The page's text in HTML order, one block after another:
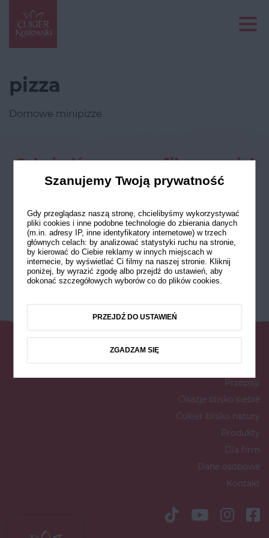
pizza
Domowe minipizze
Odwiedź nasze profile w social
mediach
Przepisy
Okazje blisko siebie
Cukier blisko natury
Produkty
Dla firm
Dane osobowe
Kontakt
Szanujemy Twoją prywatność
Gdy przeglądasz naszą stronę, chcielibyśmy wykorzystywać
pliki cookies i inne podobne technologie do zbierania danych
(m.in. adresy IP, inne identyfikatory internetowe) w trzech
głównych celach: by analizować statystyki ruchu na stronie,
by kierować do Ciebie reklamy w innych miejscach w
internecie, by wyświetlać Ci filmy na naszej stronie. Kliknij
poniżej, by wyrazić zgodę albo przejdź do ustawień, aby
dokonać szczegółowych wyborów co do plików cookies.
PRZEJDŹ DO USTAWIEŃ
ZGADZAM SIĘ